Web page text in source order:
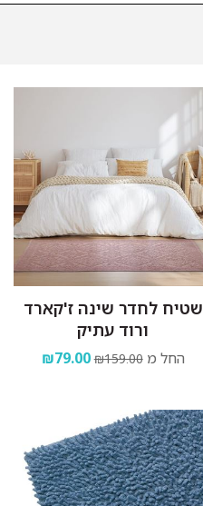
שטיח לחדר שינה ז'קארד
ורוד עתיק
החל מ ₪159.00
₪79.00